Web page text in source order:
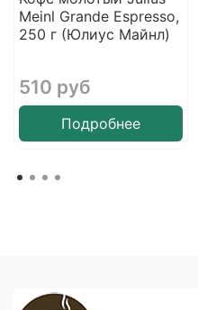
Meinl Grande Espresso,
250 г (Юлиус Майнл)
510 руб
Подробнее